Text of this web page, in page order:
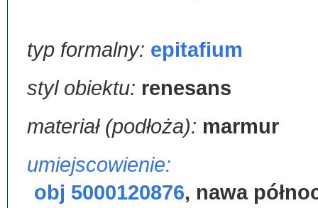
typ formalny: epitafium
styl obiektu: renesans
materiał (podłoża): marmur
umiejscowienie:
obj 5000120876, nawa